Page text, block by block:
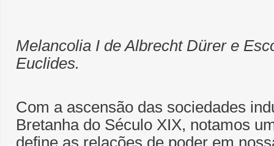
Melancolia I de Albrecht Dürer e
Euclides.
Com a ascensão das sociedades
Bretanha do Século XIX, notamos